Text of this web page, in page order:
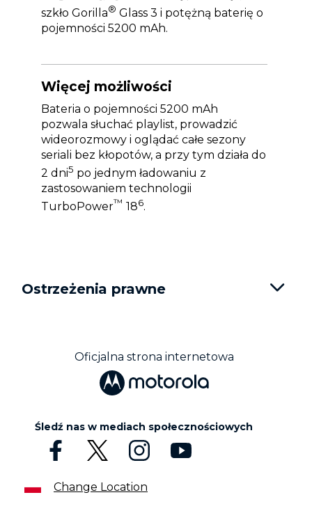
szkło Gorilla® Glass 3 i potężną baterię o
pojemności 5200 mAh.
Więcej możliwości
Bateria o pojemności 5200 mAh
pozwala słuchać playlist, prowadzić
wideorozmowy i oglądać całe sezony
seriali bez kłopotów, a przy tym działa do
2 dni5 po jednym ładowaniu z
zastosowaniem technologii
TurboPower™ 186.
Ostrzeżenia prawne
Oficjalna strona internetowa
Śledź nas w mediach społecznościowych
Change Location